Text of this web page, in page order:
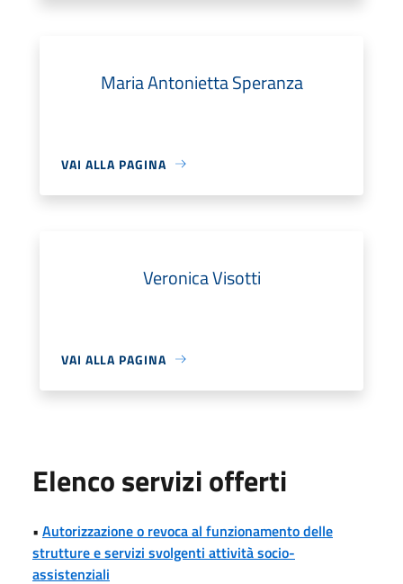
Maria Antonietta Speranza
VAI ALLA PAGINA
Veronica Visotti
VAI ALLA PAGINA
Elenco servizi offerti
• Autorizzazione o revoca al funzionamento delle
strutture e servizi svolgenti attività socio-
assistenziali